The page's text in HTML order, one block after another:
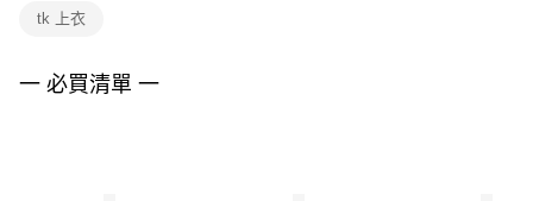
３．未成年的使用者請事先徵得法定代理人或監護人之同意方可使用
４．使用「AFTEE先享後付」時，將依據個別帳號之用戶狀況，依本公司即
tk 上衣
一 必買清單 一